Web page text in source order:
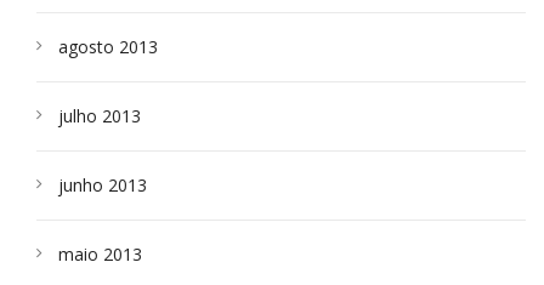
agosto 2013
julho 2013
junho 2013
maio 2013